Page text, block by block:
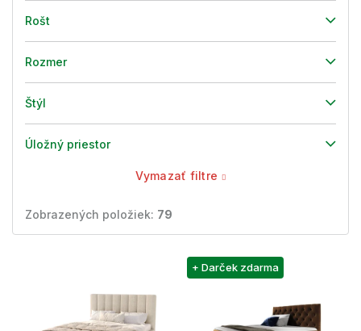
Rošt
Rozmer
Štýl
Úložný priestor
Vymazať filtre
Zobrazených položiek: 79
+ Darček zdarma